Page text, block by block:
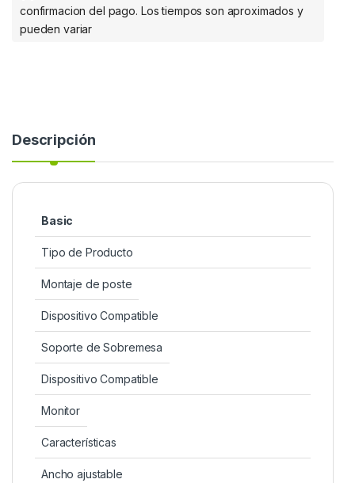
confirmacion del pago. Los tiempos son aproximados y
pueden variar
Descripción
Basic
Tipo de Producto
Montaje de poste
Dispositivo Compatible
Soporte de Sobremesa
Dispositivo Compatible
Monitor
Características
Ancho ajustable